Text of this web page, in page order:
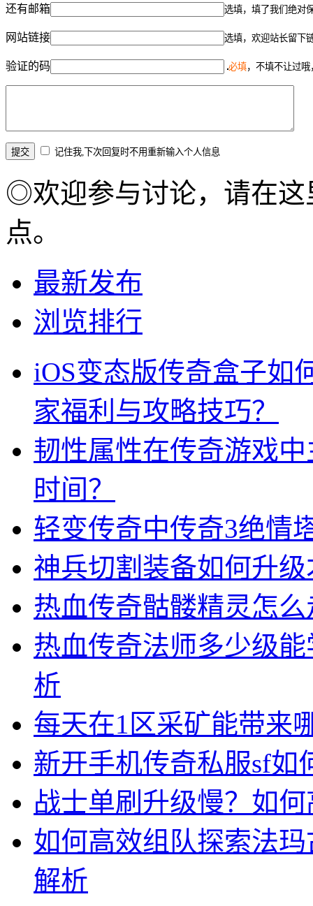
还有邮箱 选填，填了我们绝对
网站链接 选填，欢迎站长留下
验证的码 必填，不填不让过
记住我,下次回复时不用重新输入个人信息
◎欢迎参与讨论，请在这
点。
最新发布
浏览排行
iOS变态版传奇盒子如
家福利与攻略技巧？
韧性属性在传奇游戏
时间？
轻变传奇中传奇3绝情
神兵切割装备如何升
热血传奇骷髅精灵怎
热血传奇法师多少级
析
每天在1区采矿能带来
新开手机传奇私服sf如
战士单刷升级慢？如
如何高效组队探索法
解析